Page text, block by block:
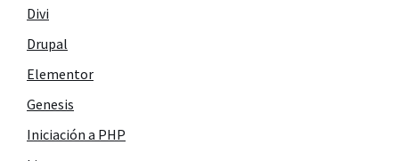
Divi
Drupal
Elementor
Genesis
Iniciación a PHP